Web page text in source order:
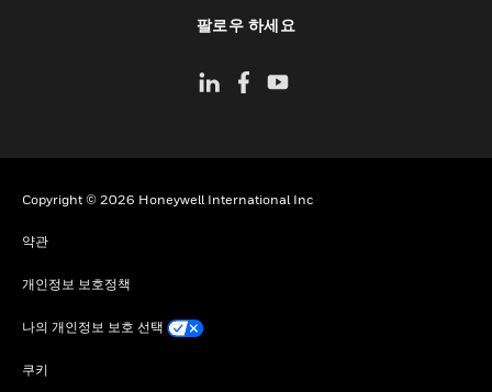
팔로우 하세요
Copyright © 2026 Honeywell International Inc
약관
개인정보 보호정책
나의 개인정보 보호 선택
쿠키